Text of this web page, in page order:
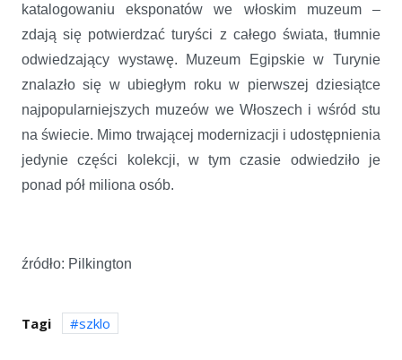
katalogowaniu eksponatów we włoskim muzeum –
zdają się potwierdzać turyści z całego świata, tłumnie
odwiedzający wystawę. Muzeum Egipskie w Turynie
znalazło się w ubiegłym roku w pierwszej dziesiątce
najpopularniejszych muzeów we Włoszech i wśród stu
na świecie. Mimo trwającej modernizacji i udostępnienia
jedynie części kolekcji, w tym czasie odwiedziło je
ponad pół miliona osób.
źródło: Pilkington
Tagi szklo